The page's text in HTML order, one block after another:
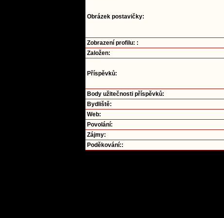
Obrázek postavičky:
Zobrazení profilu: :
Založen:
Příspěvků:
Body užitečnosti příspěvků:
Bydliště:
Web:
Povolání:
Zájmy:
Poděkování::